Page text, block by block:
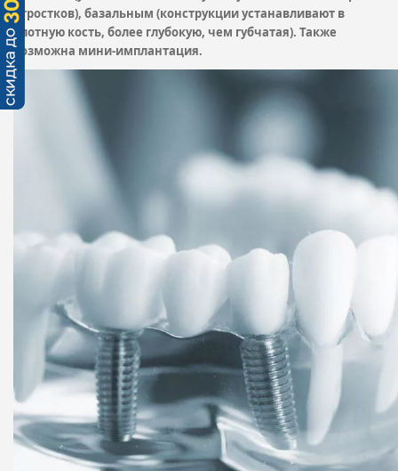
отростков), базальным (конструкции устанавливают в
плотную кость, более глубокую, чем губчатая). Также
возможна мини-имплантация.